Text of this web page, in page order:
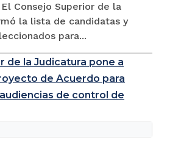
Consejo Superior de la
la lista de candidatas y
para...
de la Judicatura pone a
de Acuerdo para
de control de